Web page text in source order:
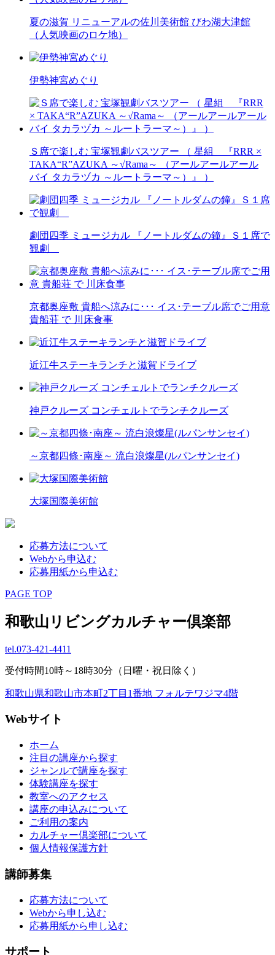
夏の滋賀 リニューアルの佐川美術館 びわ湖大津館
（人気映画のロケ地）
伊勢神宮めぐり
Ｓ席で楽しむ 宝塚観劇バスツアー （ 星組 『RRR ×
TAKA“R”AZUKA ～√Rama～ （アールアールアール
バイ タカラヅカ ～ルートラーマ～）』 ）
劇団四季 ミュージカル 『ノートルダムの鐘』Ｓ１席で
観劇
京都奥座敷 貴船へ涼みに･･･ イス･テーブル席でご用意
貴船荘 で 川床食事
近江牛ステーキランチと滋賀ドライブ
神戸クルーズ コンチェルトでランチクルーズ
～京都四條･南座～ 流白浪燦星(ルパンサンセイ)
大塚国際美術館
応募方法について
Webから申込む
応募用紙から申込む
PAGE TOP
和歌山リビングカルチャー倶楽部
tel.073-421-4411
受付時間10時～18時30分（日曜・祝日除く）
和歌山県和歌山市本町2丁目1番地 フォルテワジマ4階
Webサイト
ホーム
注目の講座から探す
ジャンルで講座を探す
体験講座を探す
教室へのアクセス
講座の申込みについて
ご利用の案内
カルチャー倶楽部について
個人情報保護方針
講師募集
応募方法について
Webから申し込む
応募用紙から申し込む
サポート